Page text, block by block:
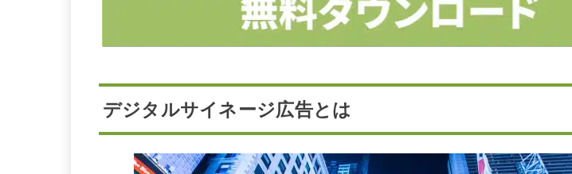
デジタルサイネージ広告とは